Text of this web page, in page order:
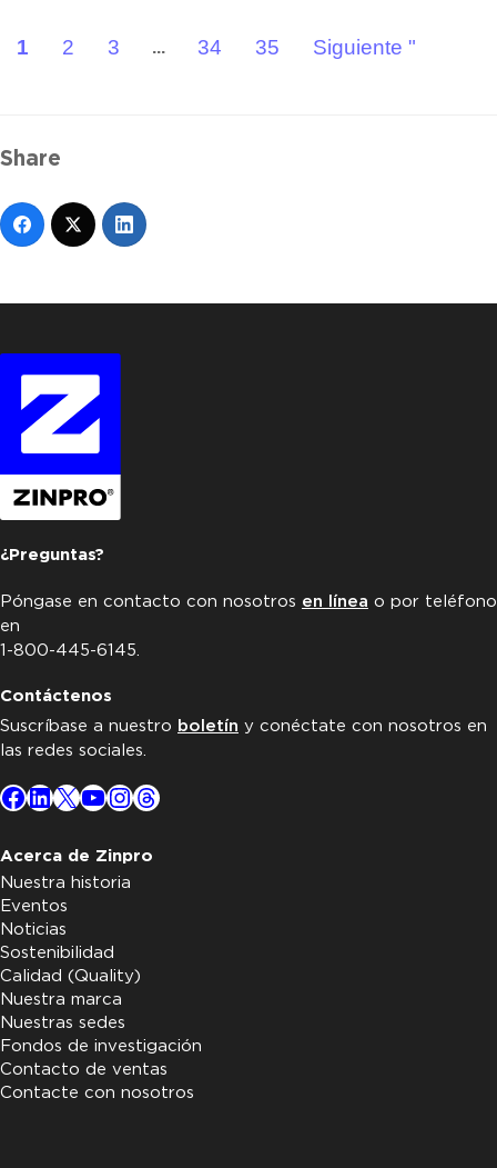
1 2 3 ... 34 35 Siguiente "
Share
¿Preguntas?
Póngase en contacto con nosotros en línea o por teléfono
en
1-800-445-6145.
Contáctenos
Suscríbase a nuestro boletín y conéctate con nosotros en
las redes sociales.
Facebook
LinkedIn
X YouTube
Instagram
Threads
Acerca de Zinpro
Nuestra historia
Eventos
Noticias
Sostenibilidad
Calidad (Quality)
Nuestra marca
Nuestras sedes
Fondos de investigación
Contacto de ventas
Contacte con nosotros